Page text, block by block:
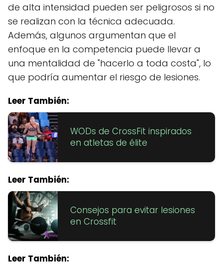
de alta intensidad pueden ser peligrosos si no
se realizan con la técnica adecuada.
Además, algunos argumentan que el
enfoque en la competencia puede llevar a
una mentalidad de "hacerlo a toda costa", lo
que podría aumentar el riesgo de lesiones.
Leer También:
WODs de CrossFit inspirados
en atletas de élite
Leer También:
Consejos para evitar lesiones
en Crossfit
Leer También: